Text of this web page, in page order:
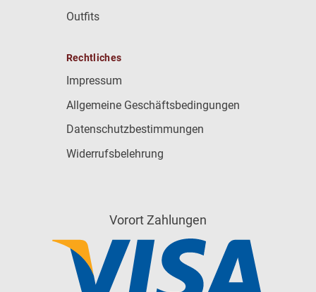
Outfits
Rechtliches
Impressum
Allgemeine Geschäftsbedingungen
Datenschutzbestimmungen
Widerrufsbelehrung
Vorort Zahlungen